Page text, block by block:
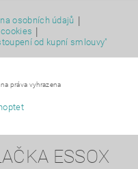
osobních údajů
od kupní smlouvy"
práva vyhrazena
ESSOX